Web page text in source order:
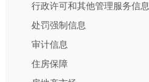
行政许可和其他管理服务信息
处罚强制信息
审计信息
住房保障